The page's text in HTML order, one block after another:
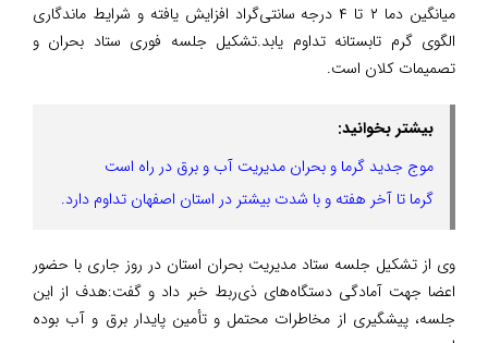
میانگین دما ۲ تا ۴ درجه سانتی‌گراد افزایش یافته و شرایط ماندگاری
الگوی گرم تابستانه تداوم یابد.تشکیل جلسه فوری ستاد بحران و
تصمیمات کلان است.
بیشتر بخوانید:
موج جدید گرما و بحران مدیریت آب و برق در راه است
گرما تا آخر هفته و با شدت بیشتر در استان اصفهان تداوم دارد.
وی از تشکیل جلسه ستاد مدیریت بحران استان در روز جاری با حضور
اعضا جهت آمادگی دستگاه‌های ذی‌ربط خبر داد و گفت:هدف از این
جلسه، پیشگیری از مخاطرات محتمل و تأمین پایدار برق و آب بوده